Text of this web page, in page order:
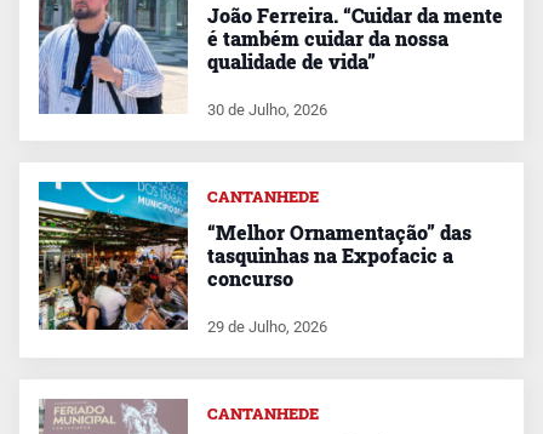
João Ferreira. “Cuidar da mente
é também cuidar da nossa
qualidade de vida”
30 de Julho, 2026
CANTANHEDE
“Melhor Ornamentação” das
tasquinhas na Expofacic a
concurso
29 de Julho, 2026
CANTANHEDE